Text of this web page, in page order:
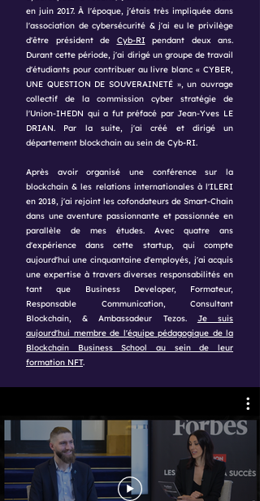
en juin 2017. À l'époque, j'étais très impliquée dans
l'association de cybersécurité & j'ai eu le privilège
d'être président de Cyb-RI pendant deux ans.
Durant cette période, j'ai dirigé un groupe de travail
d'étudiants pour contribuer au livre blanc « CYBER,
UNE QUESTION DE SOUVERAINETÉ », un ouvrage
collectif de la commission cyber stratégie de
l'Union-IHEDN qui a fut préfacé par Jean-Yves LE
DRIAN. Par la suite, j'ai créé et dirigé un
département blockchain au sein de Cyb-RI.
Après avoir organisé une conférence sur la
blockchain & les relations internationales à l'ILERI
en 2018, j'ai rejoint les cofondateurs de Smart-Chain
dans une aventure passionnante et passionnée en
parallèle de mes études. Avec quatre ans
d'expérience dans cette startup, qui compte
aujourd'hui une cinquantaine d'employés, j'ai acquis
une expertise à travers diverses responsabilités en
tant que Business Developer, Formateur,
Responsable Communication, Consultant
Blockchain, & Ambassadeur Tezos. Je suis
aujourd'hui membre de l'équipe pédagogique de la
Blockchain Business School au sein de leur
formation NFT​.